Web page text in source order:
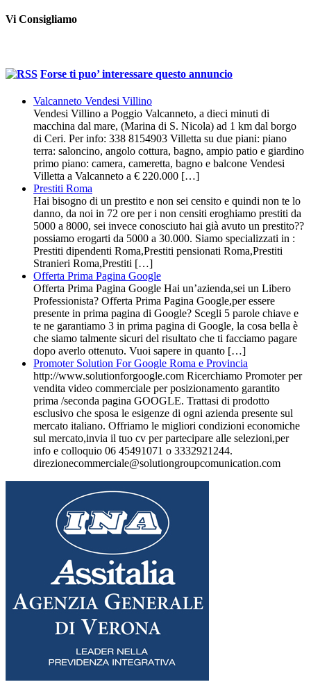
Vi Consigliamo
Forse ti puo’ interessare questo annuncio
Valcanneto Vendesi Villino
Vendesi Villino a Poggio Valcanneto, a dieci minuti di
macchina dal mare, (Marina di S. Nicola) ad 1 km dal borgo
di Ceri. Per info: 338 8154903 Villetta su due piani: piano
terra: saloncino, angolo cottura, bagno, ampio patio e giardino
primo piano: camera, cameretta, bagno e balcone Vendesi
Villetta a Valcanneto a € 220.000 […]
Prestiti Roma
Hai bisogno di un prestito e non sei censito e quindi non te lo
danno, da noi in 72 ore per i non censiti eroghiamo prestiti da
5000 a 8000, sei invece conosciuto hai già avuto un prestito??
possiamo erogarti da 5000 a 30.000. Siamo specializzati in :
Prestiti dipendenti Roma,Prestiti pensionati Roma,Prestiti
Stranieri Roma,Prestiti […]
Offerta Prima Pagina Google
Offerta Prima Pagina Google Hai un’azienda,sei un Libero
Professionista? Offerta Prima Pagina Google,per essere
presente in prima pagina di Google? Scegli 5 parole chiave e
te ne garantiamo 3 in prima pagina di Google, la cosa bella è
che siamo talmente sicuri del risultato che ti facciamo pagare
dopo averlo ottenuto. Vuoi sapere in quanto […]
Promoter Solution For Google Roma e Provincia
http://www.solutionforgoogle.com Ricerchiamo Promoter per
vendita video commerciale per posizionamento garantito
prima /seconda pagina GOOGLE. Trattasi di prodotto
esclusivo che sposa le esigenze di ogni azienda presente sul
mercato italiano. Offriamo le migliori condizioni economiche
sul mercato,invia il tuo cv per partecipare alle selezioni,per
info e colloquio 06 45491071 o 3332921244.
direzionecommerciale@solutiongroupcomunication.com